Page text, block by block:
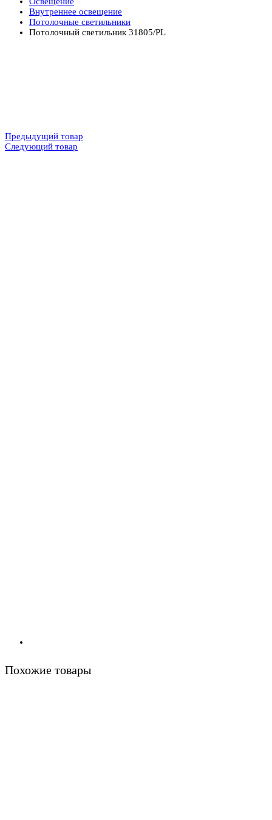
Внутреннее освещение
Потолочные светильники
Потолочный светильник 31805/PL
Предыдущий товар
Следующий товар
Похожие товары